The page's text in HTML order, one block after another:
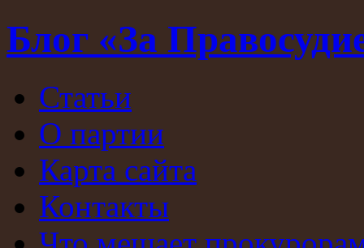
Блог «За
Статьи
О партии
Карта сайта
Контакты